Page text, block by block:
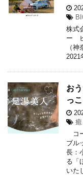
株式
ー
（
2021
お
っ
癒
コ
ブル
長：
る「
いた